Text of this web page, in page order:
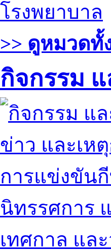
โรงพยาบาล
>> ดูหมวดทั้
กิจกรรม
ข่าว และเห
การแข่งขัน
นิทรรศการ
เทศกาล แล